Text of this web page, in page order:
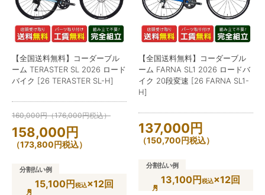
【全国送料無料】コーダーブル
ーム TERASTER SL 2026 ロード
バイク [26 TERASTER SL-H]
160,000円（176,000円税込）
158,000円
（173,800円税込）
分割払い例
15,100円税込×12回
【全国送料無料】コーダーブル
ーム FARNA SL1 2026 ロードバ
イク 20段変速 [26 FARNA SL1-
H]
137,000円
（150,700円税込）
分割払い例
13,100円税込×12回